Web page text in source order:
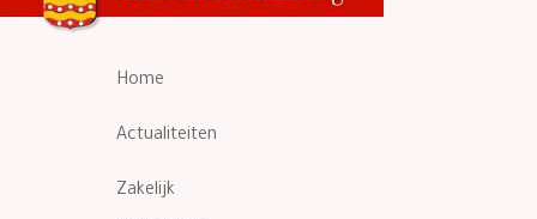
Home
Actualiteiten
Zakelijk